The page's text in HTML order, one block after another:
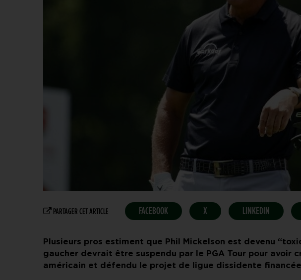
PARTAGER CET ARTICLE FACEBOOK X LINKEDIN
Plusieurs pros estiment que Phil Mickelson est devenu
gaucher devrait être suspendu par le PGA Tour pour avoir
américain et défendu le projet de ligue dissidente financée